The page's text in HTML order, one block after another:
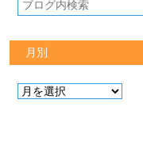
月別